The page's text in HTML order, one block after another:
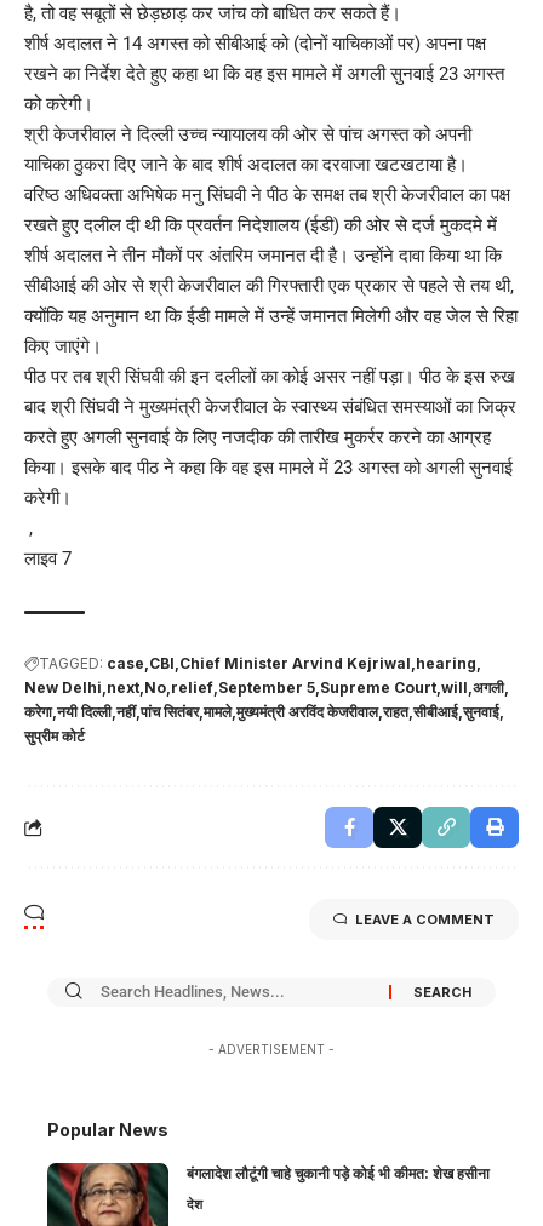
है, तो वह सबूतों से छेड़छाड़ कर जांच को बाधित कर सकते हैं।
शीर्ष अदालत ने 14 अगस्त को सीबीआई को (दोनों याचिकाओं पर) अपना पक्ष
रखने का निर्देश देते हुए कहा था कि वह इस मामले में अगली सुनवाई 23 अगस्त
को करेगी।
श्री केजरीवाल ने दिल्ली उच्च न्यायालय की ओर से पांच अगस्त को अपनी
याचिका ठुकरा दिए जाने के बाद शीर्ष अदालत का दरवाजा खटखटाया है।
वरिष्ठ अधिवक्ता अभिषेक मनु सिंघवी ने पीठ के समक्ष तब श्री केजरीवाल का पक्ष
रखते हुए दलील दी थी कि प्रवर्तन निदेशालय (ईडी) की ओर से दर्ज मुकदमे में
शीर्ष अदालत ने तीन मौकों पर अंतरिम जमानत दी है। उन्होंने दावा किया था कि
सीबीआई की ओर से श्री केजरीवाल की गिरफ्तारी एक प्रकार से पहले से तय थी,
क्योंकि यह अनुमान था कि ईडी मामले में उन्हें जमानत मिलेगी और वह जेल से रिहा
किए जाएंगे।
पीठ पर तब श्री सिंघवी की इन दलीलों का कोई असर नहीं पड़ा। पीठ के इस रुख
बाद श्री सिंघवी ने मुख्यमंत्री केजरीवाल के स्वास्थ्य संबंधित समस्याओं का जिक्र
करते हुए अगली सुनवाई के लिए नजदीक की तारीख मुकर्रर करने का आग्रह
किया। इसके बाद पीठ ने कहा कि वह इस मामले में 23 अगस्त को अगली सुनवाई
करेगी।
,
लाइव 7
TAGGED: case CBI Chief Minister Arvind Kejriwal hearing
New Delhi next No relief September 5 Supreme Court will अगली
करेगा नयी दिल्ली नहीं पांच सितंबर मामले मुख्यमंत्री अरविंद केजरीवाल राहत सीबीआई सुनवाई
सुप्रीम कोर्ट
LEAVE A COMMENT
- ADVERTISEMENT -
Popular News
बंगलादेश लौटूंगी चाहे चुकानी पड़े कोई भी कीमत: शेख हसीना
देश